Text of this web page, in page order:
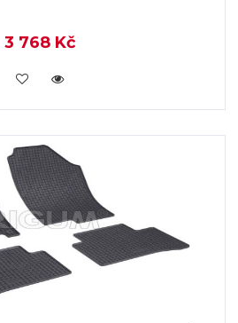
3 768 Kč
KOUPIT